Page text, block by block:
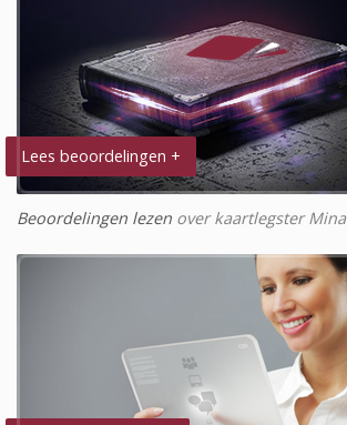
Lees beoordelingen +
Beoordelingen lezen over kaartlegster Mina